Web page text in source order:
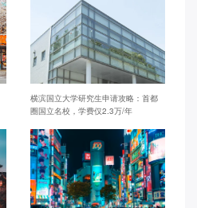
横滨国立大学研究生申请攻略：首都
圈国立名校，学费仅2.3万/年